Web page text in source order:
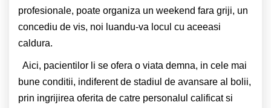
profesionale, poate organiza un weekend fara griji, un
concediu de vis, noi luandu-va locul cu aceeasi
caldura.
Aici, pacientilor li se ofera o viata demna, in cele mai
bune conditii, indiferent de stadiul de avansare al bolii,
prin ingrijirea oferita de catre personalul calificat si